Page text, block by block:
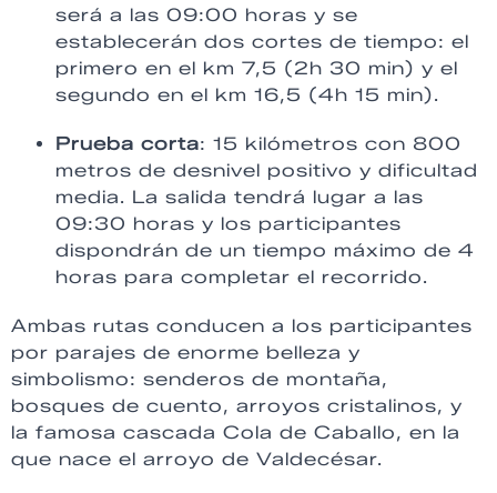
será a las 09:00 horas y se
establecerán dos cortes de tiempo: el
primero en el km 7,5 (2h 30 min) y el
segundo en el km 16,5 (4h 15 min).
Prueba corta: 15 kilómetros con 800
metros de desnivel positivo y dificultad
media. La salida tendrá lugar a las
09:30 horas y los participantes
dispondrán de un tiempo máximo de 4
horas para completar el recorrido.
Ambas rutas conducen a los participantes
por parajes de enorme belleza y
simbolismo: senderos de montaña,
bosques de cuento, arroyos cristalinos, y
la famosa cascada Cola de Caballo, en la
que nace el arroyo de Valdecésar.